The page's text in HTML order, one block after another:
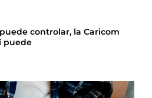
controlar, la Caricom
puede